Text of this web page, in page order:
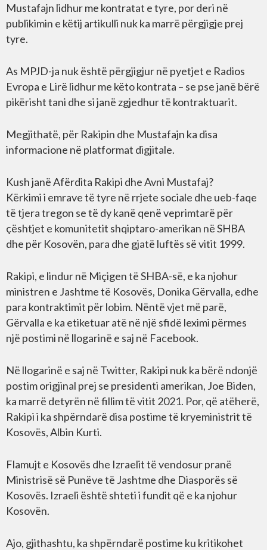
Mustafajn lidhur me kontratat e tyre, por deri në
publikimin e këtij artikulli nuk ka marrë përgjigje prej
tyre.
As MPJD-ja nuk është përgjigjur në pyetjet e Radios
Evropa e Lirë lidhur me këto kontrata – se pse janë bërë
pikërisht tani dhe si janë zgjedhur të kontraktuarit.
Megjithatë, për Rakipin dhe Mustafajn ka disa
informacione në platformat digjitale.
Kush janë Afërdita Rakipi dhe Avni Mustafaj?
Kërkimi i emrave të tyre në rrjete sociale dhe ueb-faqe
të tjera tregon se të dy kanë qenë veprimtarë për
çështjet e komunitetit shqiptaro-amerikan në SHBA
dhe për Kosovën, para dhe gjatë luftës së vitit 1999.
Rakipi, e lindur në Miçigen të SHBA-së, e ka njohur
ministren e Jashtme të Kosovës, Donika Gërvalla, edhe
para kontraktimit për lobim. Nëntë vjet më parë,
Gërvalla e ka etiketuar atë në një sfidë leximi përmes
një postimi në llogarinë e saj në Facebook.
Në llogarinë e saj në Twitter, Rakipi nuk ka bërë ndonjë
postim origjinal prej se presidenti amerikan, Joe Biden,
ka marrë detyrën në fillim të vitit 2021. Por, që atëherë,
Rakipi i ka shpërndarë disa postime të kryeministrit të
Kosovës, Albin Kurti.
Flamujt e Kosovës dhe Izraelit të vendosur pranë
Ministrisë së Punëve të Jashtme dhe Diasporës së
Kosovës. Izraeli është shteti i fundit që e ka njohur
Kosovën.
Ajo, gjithashtu, ka shpërndarë postime ku kritikohet